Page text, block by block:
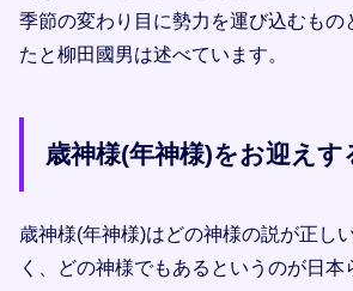
季節の変わり目に勢力を運び込むもの
たと柳田國男は述べています。
歳神様(年神様)をお迎えす
歳神様(年神様)はどの神様の説が正し
く、どの神様でもあるというのが日本